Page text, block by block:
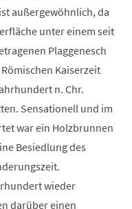
außergewöhnlich, da
unter einem seit
Plaggenesch
Kaiserzeit
n. Chr.
Sensationell und im
war ein Holzbrunnen
Besiedlung des
wieder
darüber einen